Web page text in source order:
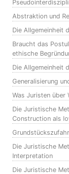
Abstraktion und
Die Allgemeinheit
Braucht das
ethische
Die Allgemeinheit
Generalisierung
Was Juristen über
Die Juristische
Construction als
Die Juristische
Interpretation
Die Juristische